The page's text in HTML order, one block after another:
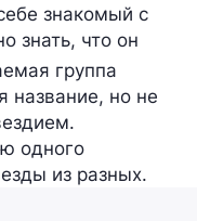
знакомый с
знать, что он
группа
название, но не
одного
из разных.